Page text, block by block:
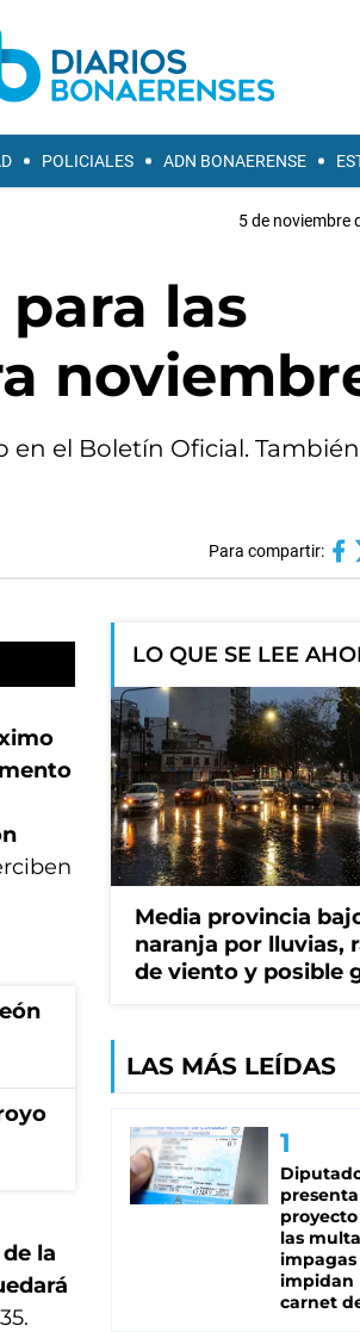
POLICIALES ADN BONAERENSE
5 de noviembre
las
el Boletín Oficial. También
Para compartir:
la
LO QUE SE LEE
Media provincia
naranja por lluvias,
de viento y posible
LAS MÁS LEÍDAS
las
impagas
impidan
carnet